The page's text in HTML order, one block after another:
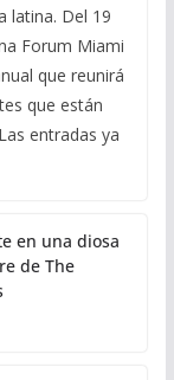
latina. Del 19
Forum Miami
que reunirá
que están
entradas ya
en una diosa
de The